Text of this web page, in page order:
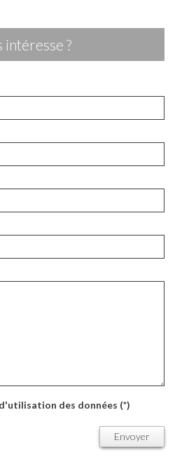
intéresse ?
des données (*)
Envoyer